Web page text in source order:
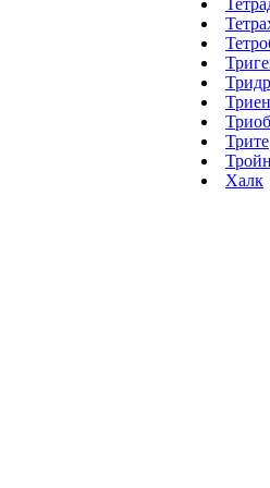
Трите
Халк